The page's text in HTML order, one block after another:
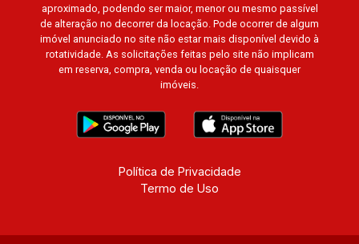
aproximado, podendo ser maior, menor ou mesmo passível
de alteração no decorrer da locação. Pode ocorrer de algum
imóvel anunciado no site não estar mais disponível devido à
rotatividade. As solicitações feitas pelo site não implicam
em reserva, compra, venda ou locação de quaisquer
imóveis.
Política de Privacidade
Termo de Uso